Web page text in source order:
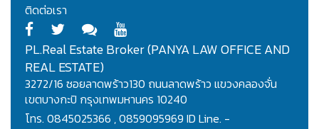
ติดต่อเรา
PL.Real Estate Broker (PANYA LAW OFFICE AND
REAL ESTATE)
3272/16 ซอยลาดพร้าว130 ถนนลาดพร้าว แขวงคลองจั่น
เขตบางกะปิ กรุงเทพมหานคร 10240
โทร. 0845025366 , 0859095969 ID Line. -